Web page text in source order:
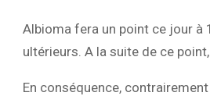
Albioma fera un point ce jour à
ultérieurs. A la suite de ce
En conséquence,